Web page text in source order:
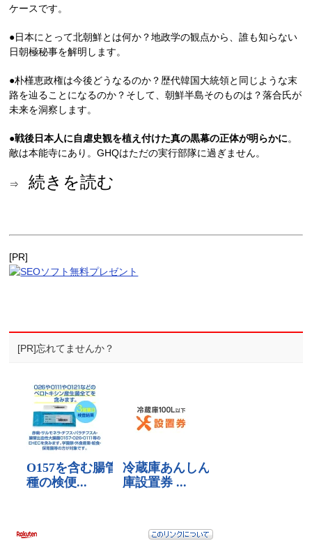
ケースです。
●日本にとって北朝鮮とは何か？地政学の観点から、誰も知らない
日朝極秘事を解明します。
●朴槿恵政権は今後どうなるのか？歴代韓国大統領と同じような末
路を辿ることになるのか？そして、朝鮮半島そのものは？落合氏が
未来を洞察します。
●戦後日本人に自虐史観を植え付けた真の黒幕の正体が明らかに。
敵は本能寺にあり。GHQはただの実行部隊に過ぎません。
⇒続きを読む
[PR]
[PR]忘れてませんか？